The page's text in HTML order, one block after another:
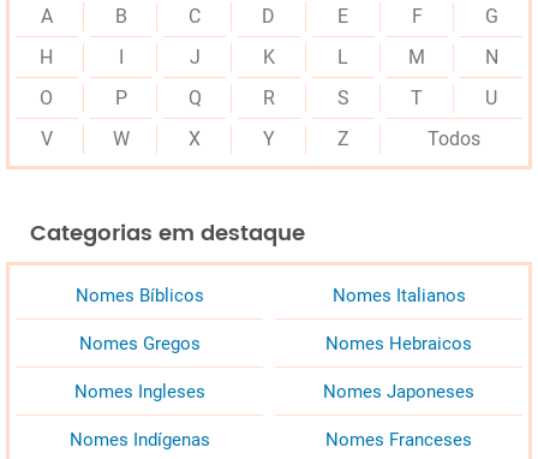
A B C D E F
G
H
J K L M
N
O
P Q R S T
U
V
W X Y Z Todos
Categorias em destaque
Nomes Bíblicos Nomes Italianos
Nomes Gregos Nomes Hebraicos
Nomes Ingleses Nomes Japoneses
Nomes Indígenas Nomes Franceses